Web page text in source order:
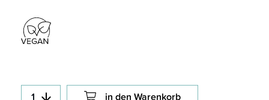
in den Warenkorb